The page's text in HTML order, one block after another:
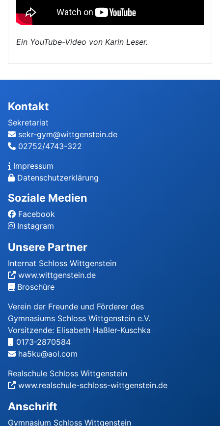
Ein YouTube-Video von Karin Leser.
Kontakt
Sekretariat
sekr-gym@wittgenstein.de
02752/4743-322
Impressum
Datenschutzerklärung
Soziale Medien
Facebook
Instagram
Unsere Partner
Internat Schloss Wittgenstein
www.wittgenstein.de
Broschüre
Verein der Freunde und Förderer des
Gymnasiums Schloss Wittgenstein e.V.
Vorsitzende: Elisabeth Haßler-Kuschka
0173-2870584
ha5ku@aol.com
Realschule Schloss Wittgenstein
www.realschule-schloss-wittgenstein.de
Anschrift
Gymnasium Schloss Wittgenstein